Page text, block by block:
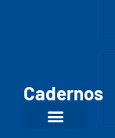
Cadernos